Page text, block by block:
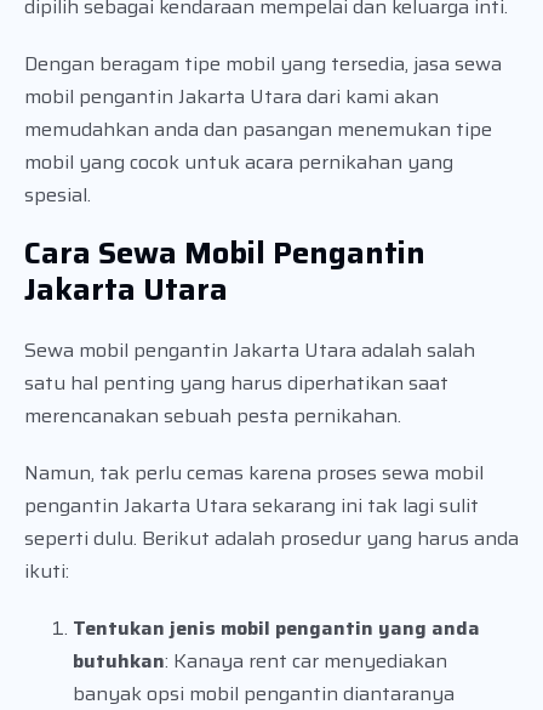
dipilih sebagai kendaraan mempelai dan keluarga inti.
Dengan beragam tipe mobil yang tersedia, jasa sewa
mobil pengantin Jakarta Utara dari kami akan
memudahkan anda dan pasangan menemukan tipe
mobil yang cocok untuk acara pernikahan yang
spesial.
Cara Sewa Mobil Pengantin
Jakarta Utara
Sewa mobil pengantin Jakarta Utara adalah salah
satu hal penting yang harus diperhatikan saat
merencanakan sebuah pesta pernikahan.
Namun, tak perlu cemas karena proses sewa mobil
pengantin Jakarta Utara sekarang ini tak lagi sulit
seperti dulu. Berikut adalah prosedur yang harus anda
ikuti:
Tentukan jenis mobil pengantin yang anda
butuhkan: Kanaya rent car menyediakan
banyak opsi mobil pengantin diantaranya